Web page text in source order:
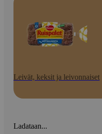
Leivät, keksit ja leivonnaiset
Ladataan...